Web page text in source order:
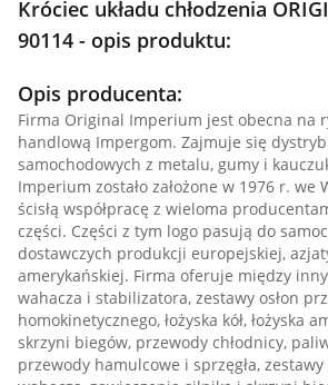
Króciec układu chłodzenia
90114 - opis produktu:
Opis producenta:
Firma Original Imperium jest obecna na
handlową Impergom. Zajmuje się
samochodowych z metalu, gumy i
Imperium zostało założone w 1976 r. we
ścisłą współpracę z wieloma
części. Części z tym logo pasują do
dostawczych produkcji europejskiej,
amerykańskiej. Firma oferuje między
wahacza i stabilizatora, zestawy osłon
homokinetycznego, łożyska kół, łożyska
skrzyni biegów, przewody chłodnicy,
przewody hamulcowe i sprzęgła,